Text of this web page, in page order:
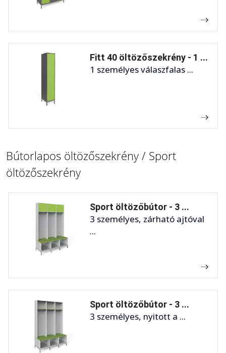
Fitt 40 öltözőszekrény - 1 ...
1 személyes válaszfalas ...
Bútorlapos öltözőszekrény / Sport
öltözőszekrény
Sport öltözőbútor - 3 ...
3 személyes, zárható ajtóval
...
Sport öltözőbútor - 3 ...
3 személyes, nyitott a ...